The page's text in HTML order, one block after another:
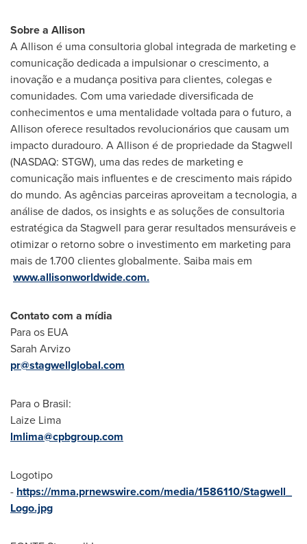
Sobre a Allison
A Allison é uma consultoria global integrada de marketing e
comunicação dedicada a impulsionar o crescimento, a
inovação e a mudança positiva para clientes, colegas e
comunidades. Com uma variedade diversificada de
conhecimentos e uma mentalidade voltada para o futuro, a
Allison oferece resultados revolucionários que causam um
impacto duradouro. A Allison é de propriedade da Stagwell
(NASDAQ: STGW), uma das redes de marketing e
comunicação mais influentes e de crescimento mais rápido
do mundo. As agências parceiras aproveitam a tecnologia, a
análise de dados, os insights e as soluções de consultoria
estratégica da Stagwell para gerar resultados mensuráveis e
otimizar o retorno sobre o investimento em marketing para
mais de 1.700 clientes globalmente. Saiba mais em
www.allisonworldwide.com.
Contato com a mídia
Para os EUA
Sarah Arvizo
pr@stagwellglobal.com
Para o Brasil:
Laize Lima
lmlima@cpbgroup.com
Logotipo
- https://mma.prnewswire.com/media/1586110/Stagwell_
Logo.jpg